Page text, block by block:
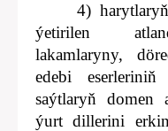
4)
ýetirilen
lakamlaryny,
edebi
saýtlaryň domen
ýurt dillerini